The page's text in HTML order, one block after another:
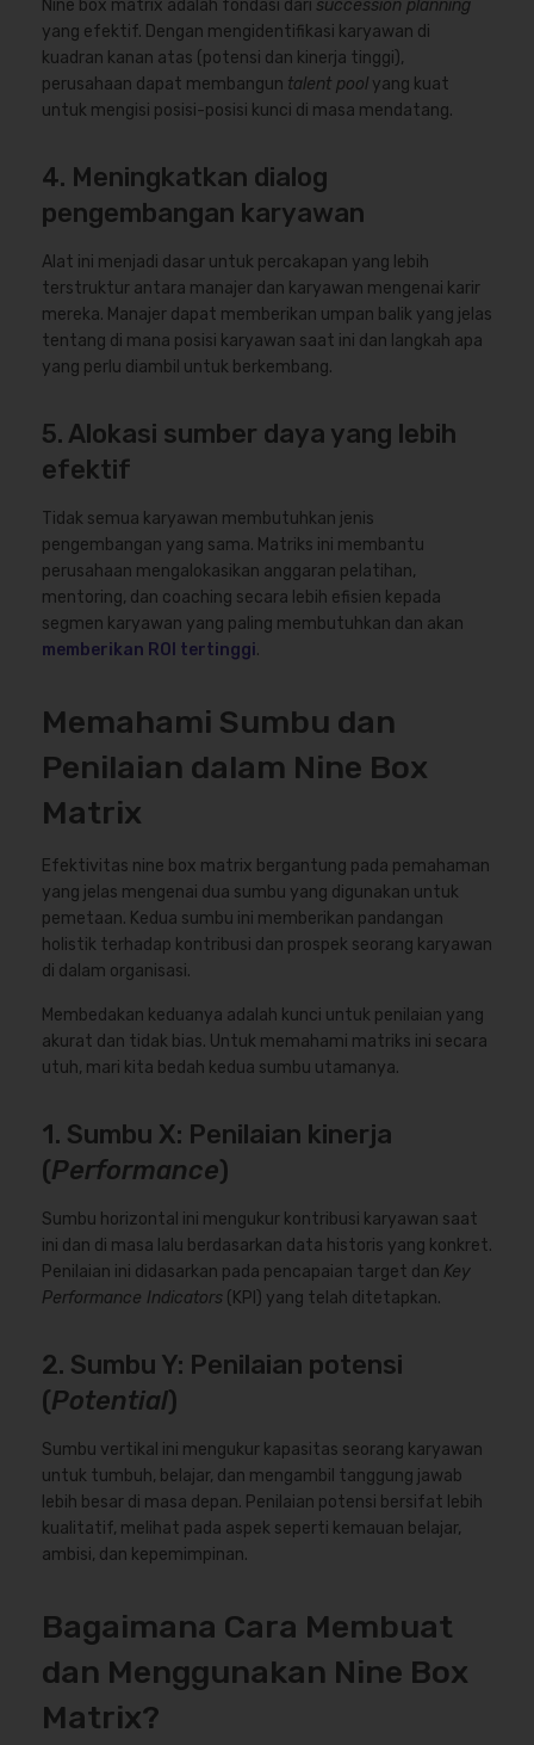
Nine box matrix adalah fondasi dari succession planning
yang efektif. Dengan mengidentifikasi karyawan di
kuadran kanan atas (potensi dan kinerja tinggi),
perusahaan dapat membangun talent pool yang kuat
untuk mengisi posisi-posisi kunci di masa mendatang.
4. Meningkatkan dialog
pengembangan karyawan
Alat ini menjadi dasar untuk percakapan yang lebih
terstruktur antara manajer dan karyawan mengenai karir
mereka. Manajer dapat memberikan umpan balik yang jelas
tentang di mana posisi karyawan saat ini dan langkah apa
yang perlu diambil untuk berkembang.
5. Alokasi sumber daya yang lebih
efektif
Tidak semua karyawan membutuhkan jenis
pengembangan yang sama. Matriks ini membantu
perusahaan mengalokasikan anggaran pelatihan,
mentoring, dan coaching secara lebih efisien kepada
segmen karyawan yang paling membutuhkan dan akan
memberikan ROI tertinggi.
Memahami Sumbu dan
Penilaian dalam Nine Box
Matrix
Efektivitas nine box matrix bergantung pada pemahaman
yang jelas mengenai dua sumbu yang digunakan untuk
pemetaan. Kedua sumbu ini memberikan pandangan
holistik terhadap kontribusi dan prospek seorang karyawan
di dalam organisasi.
Membedakan keduanya adalah kunci untuk penilaian yang
akurat dan tidak bias. Untuk memahami matriks ini secara
utuh, mari kita bedah kedua sumbu utamanya.
1. Sumbu X: Penilaian kinerja
(Performance)
Sumbu horizontal ini mengukur kontribusi karyawan saat
ini dan di masa lalu berdasarkan data historis yang konkret.
Penilaian ini didasarkan pada pencapaian target dan Key
Performance Indicators (KPI) yang telah ditetapkan.
2. Sumbu Y: Penilaian potensi
(Potential)
Sumbu vertikal ini mengukur kapasitas seorang karyawan
untuk tumbuh, belajar, dan mengambil tanggung jawab
lebih besar di masa depan. Penilaian potensi bersifat lebih
kualitatif, melihat pada aspek seperti kemauan belajar,
ambisi, dan kepemimpinan.
Bagaimana Cara Membuat
dan Menggunakan Nine Box
Matrix?